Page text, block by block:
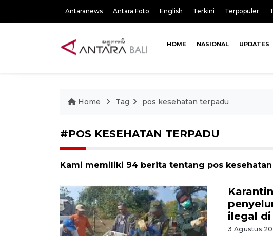
Antaranews Antara Foto English Terkini Terpopuler
HOME NASIONAL UPDATES
Home Tag pos kesehatan terpadu
#POS KESEHATAN TERPADU
Kami memiliki 94 berita tentang pos
ilegal
3 Agustus